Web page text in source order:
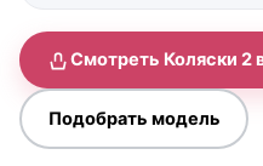
Смотреть Коляски 2
Подобрать модель